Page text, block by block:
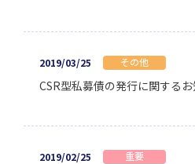
2019/03/25 その他
CSR型私募債の発行に関する
2019/02/25 重要